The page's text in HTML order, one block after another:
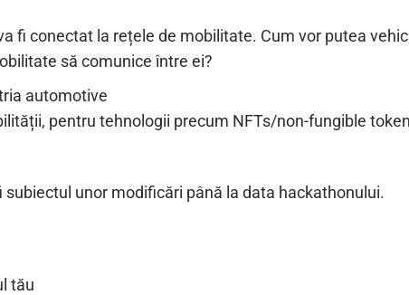
fi conectat la rețele de mobilitate. Cum vor putea
să comunice între ei?
automotive
pentru tehnologii precum NFTs/non-fungible
unor modificări până la data hackathonului.
tău